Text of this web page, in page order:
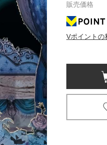
屋書
京都
販売価格
Vポイントの